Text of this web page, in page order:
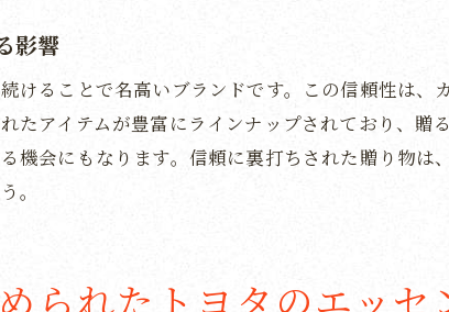
グギフトで体感するトヨタの魅力とその贈る価値
ヨタの魅力を体感する贈り物のメリット
り物としてのトヨタの価値を考える
トヨタギフトがもたらす贅沢な体験
トヨタの価値を贈り物に変える方法
影響
けることで名高いブランドです。この信頼性は
たアイテムが豊富にラインナップされており、
機会にもなります。信頼に裏打ちされた贈り物
。
られたトヨタのエッ